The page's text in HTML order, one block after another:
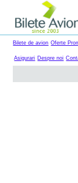
Bilete de avion Oferte
Asigurari Despre noi